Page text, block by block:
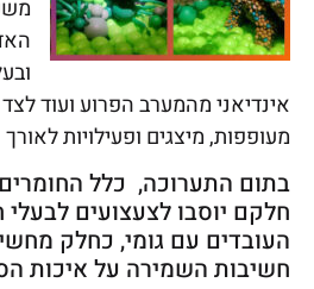
אינדיאני מהמערב הפרוע ועוד
מעופפות, מיצגים ופעילויות
בתום התערוכה, כלל החומרים
חלקם יוסבו לצעצועים לבעלי
העובדים עם גומי, כחלק
חשיבות השמירה על איכות